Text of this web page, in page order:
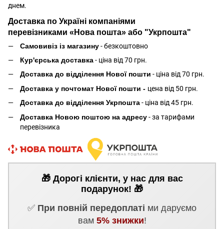
днем.
Доставка по Україні компаніями
перевізниками «Нова пошта» або "Укрпошта"
Самовивіз із магазину- безкоштовно
Кур'єрська доставка- ціна від 70 грн.
Доставка до відділення Нової пошти - ціна від 70 грн.
Доставка у почтомат Нової пошти - цена від 50 грн.
Доставка до відділення Укрпошта- ціна від 45 грн.
Доставка Новою поштою на адресу- за тарифами
перевізника
🎁 Дорогі клієнти, у нас для вас
подарунок! 🎁
✅ При повній передоплаті ми даруємо
вам 5% знижки!